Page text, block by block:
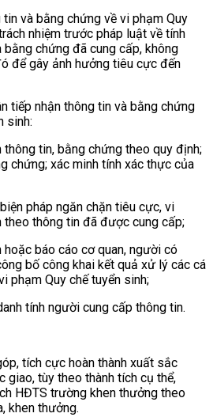
và bằng chứng về vi phạm Quy
nhiệm trước pháp luật về tính
chứng đã cung cấp, không
để gây ảnh hưởng tiêu cực đến
tiếp nhận thông tin và bằng chứng
sinh:
tin, bằng chứng theo quy định;
chứng; xác minh tính xác thực của
pháp ngăn chặn tiêu cực, vi
theo thông tin đã được cung cấp;
báo cáo cơ quan, người có
bố công khai kết quả xử lý các cá
phạm Quy chế tuyển sinh;
tính người cung cấp thông tin.
tích cực hoàn thành xuất sắc
giao, tùy theo thành tích cụ thể,
HĐTS trường khen thưởng theo
khen thưởng.